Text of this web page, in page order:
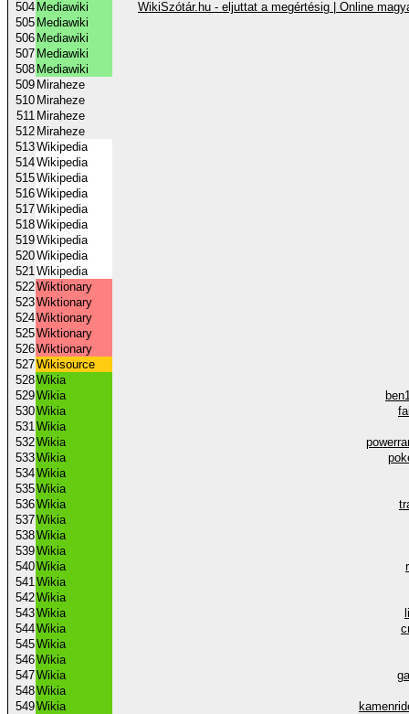
504 Mediawiki
WikiSzótár.hu - eljuttat a megértésig | Online
505 Mediawiki
506 Mediawiki
507 Mediawiki
508 Mediawiki
509 Miraheze
510 Miraheze
511 Miraheze
512 Miraheze
513Wikipedia
514Wikipedia
515Wikipedia
516Wikipedia
517Wikipedia
518Wikipedia
519Wikipedia
520Wikipedia
521Wikipedia
522Wiktionary
523Wiktionary
524Wiktionary
525Wiktionary
526Wiktionary
527Wikisource
528Wikia
529Wikia
530Wikia
531Wikia
532Wikia
533Wikia
534Wikia
535Wikia
536Wikia
537Wikia
538Wikia
539Wikia
540Wikia
541Wikia
542Wikia
543Wikia
544Wikia
545Wikia
546Wikia
547Wikia
548Wikia
549Wikia